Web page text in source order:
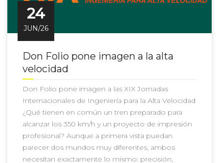
24
JUN/26
Don Folio pone imagen a la alta
velocidad
Don Folio pone imagen a las XIX Jornadas
Internacionales de Ingeniería para la Alta Velocidad
¿Qué tienen en común un tren preparado para
alcanzar los 350 km/h y un proyecto de impresión
profesional? Aunque a primera vista puedan
parecer dos mundos muy diferentes, ambos
necesitan exactamente lo mismo: precisión,